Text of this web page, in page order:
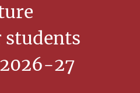
27